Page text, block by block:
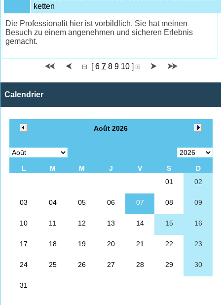
ketten
Die Professionalit hier ist vorbildlich. Sie hat meinen
Besuch zu einem angenehmen und sicheren Erlebnis
gemacht.
[6 7 8 9 10]
Calendrier